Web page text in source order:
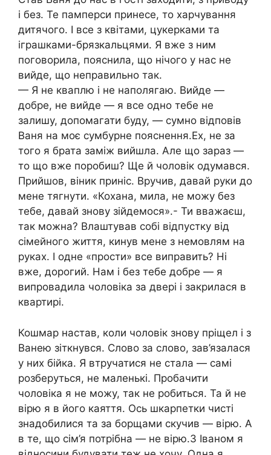
і без. Те памперси принесе, то харчування
дитячого. І все з квітами, цукерками та
іграшками-брязкальцями. Я вже з ним
поговорила, пояснила, що нічого у нас не
вийде, що неправильно так.
— Я не кваплю і не наполягаю. Вийде —
добре, не вийде — я все одно тебе не
залишу, допомагати буду, — сумно відповів
Ваня на моє сумбурне пояснення.Ех, не за
того я брата заміж вийшла. Але що зараз —
то що вже поробиш? Ще й чоловік одумався.
Прийшов, віник приніс. Вручив, давай руки до
мене тягнути. «Кохана, мила, не можу без
тебе, давай знову зійдемося».- Ти вважаєш,
так можна? Влаштував собі відпустку від
сімейного життя, кинув мене з немовлям на
руках. І одне «прости» все виправить? Ні
вже, дорогий. Нам і без тебе добре — я
випровадила чоловіка за двері і закрилася в
квартирі.
Кошмар настав, коли чоловік знову пріщел і з
Ванею зіткнувся. Слово за слово, зав’язалася
у них бійка. Я втручатися не стала — самі
розберуться, не маленькі. Пробачити
чоловіка я не можу, так не робиться. Та й не
вірю я в його каяття. Ось шкарпетки чисті
знадобилися та за борщами скучив — вірю. А
в те, що сім’я потрібна — не вірю.З Іваном я